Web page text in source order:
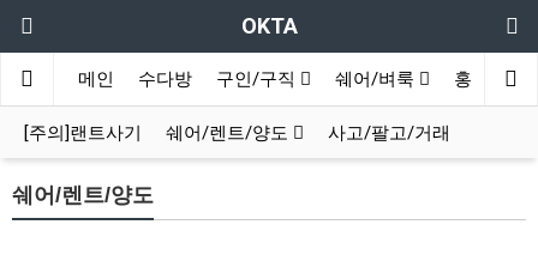
OKTA
메인 수다방 구인/구직 쉐어/벼룩 홍보방
[주의]랜트사기 쉐어/렌트/양도 사고/팔고/거래
쉐어/렌트/양도